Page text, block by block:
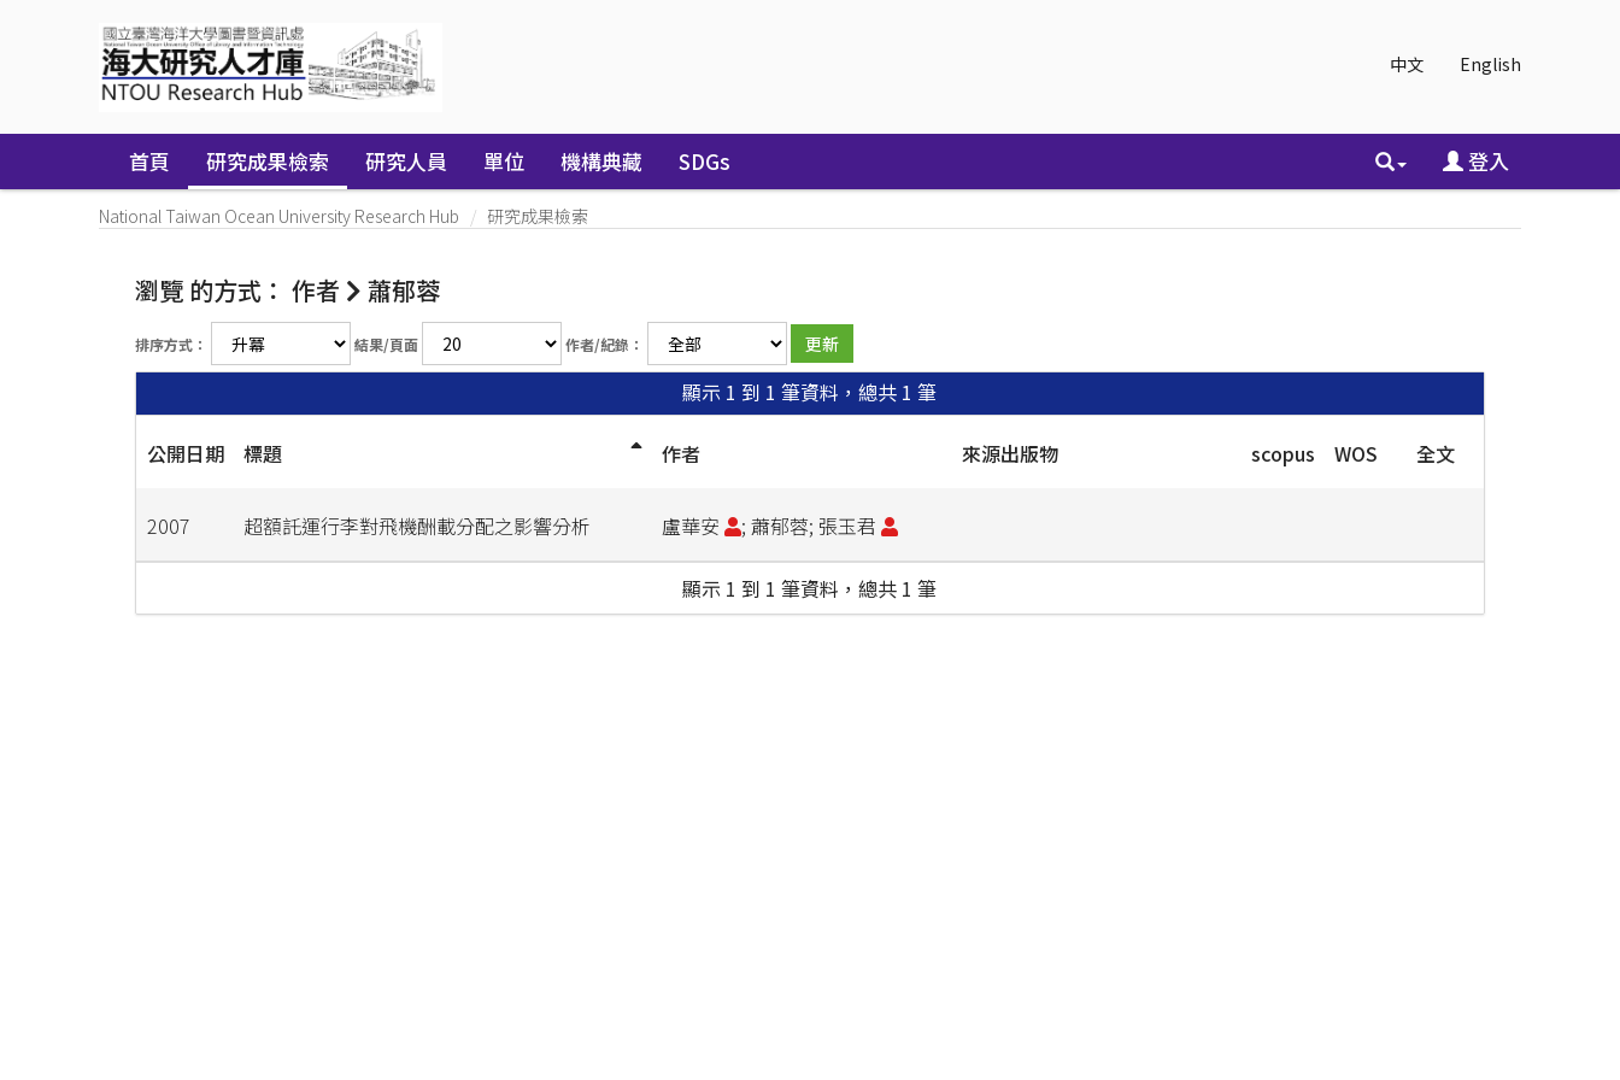
中文 English
首頁 研究成果檢索 研究人員 單位 機構典藏 SDGs 登入
National Taiwan Ocean University Research Hub 研究成果檢索
瀏覽 的方式： 作者 蕭郁蓉
排序方式： 結果/頁面 作者/紀錄：
顯示 1 到 1 筆資料，總共 1 筆
公開日期 標題 作者 來源出版物 scopus WOS 全文
2007 超額託運行李對飛機酬載分配之影響分析 盧華安 ; 蕭郁蓉; 張玉君
顯示 1 到 1 筆資料，總共 1 筆